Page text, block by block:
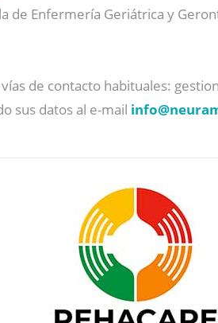
de Enfermería Geriátrica y
de contacto habituales:
sus datos al e-mail info@